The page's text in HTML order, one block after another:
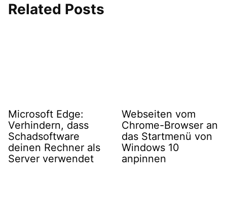
Related Posts
Microsoft Edge:
Verhindern, dass
Schadsoftware
deinen Rechner als
Server verwendet
Webseiten vom
Chrome-Browser an
das Startmenü von
Windows 10
anpinnen